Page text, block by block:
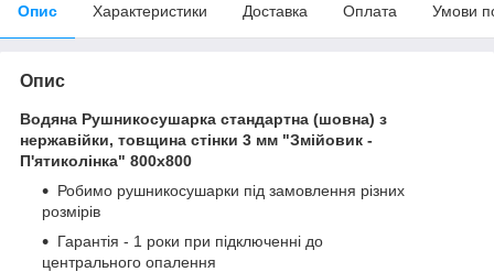
Опис Характеристики Доставка Оплата Умови
Опис
Водяна Рушникосушарка стандартна (шовна) з
нержавійки, товщина стінки 3 мм "Змійовик -
П'ятиколінка" 800х800
Робимо рушникосушарки під замовлення різних
розмірів
Гарантія - 1 роки при підключенні до
центрального опалення